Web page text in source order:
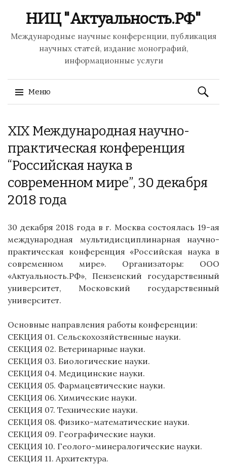
НИЦ "Актуальность.РФ"
Международные научные конференции, публикация
научных статей, издание монографий,
информационные услуги
Меню
к
содержимому
Найти:
XIX Международная научно-
практическая конференция
“Российская наука в
современном мире”, 30 декабря
2018 года
30 декабря 2018 года в г. Москва состоялась 19-ая
международная мультидисциплинарная научно-
практическая конференция «Российская наука в
современном мире». Организаторы: ООО
«Актуальность.РФ», Пензенский государственный
университет, Московский государственный
университет.
Основные направления работы конференции:
СЕКЦИЯ 01. Сельскохозяйственные науки.
СЕКЦИЯ 02. Ветеринарные науки.
СЕКЦИЯ 03. Биологические науки.
СЕКЦИЯ 04. Медицинские науки.
СЕКЦИЯ 05. Фармацевтические науки.
СЕКЦИЯ 06. Химические науки.
СЕКЦИЯ 07. Технические науки.
СЕКЦИЯ 08. Физико-математические науки.
СЕКЦИЯ 09. Географические науки.
СЕКЦИЯ 10. Геолого-минералогические науки.
СЕКЦИЯ 11. Архитектура.